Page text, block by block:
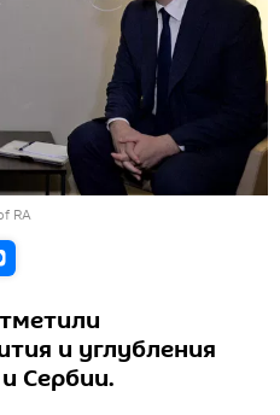
RA
и углубления
Сербии.